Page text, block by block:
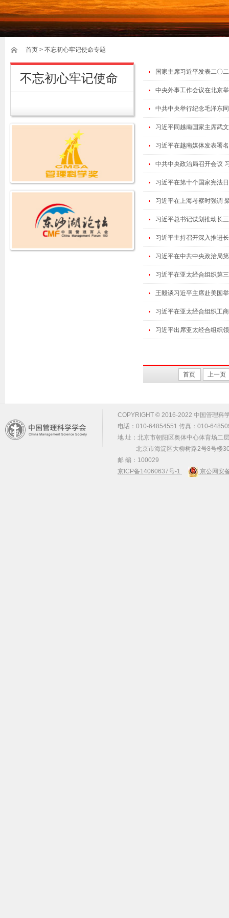
首页 > 不忘初心牢记使命专题
不忘初心牢记使命 国家主席习近平发表二〇
中央外事工作会议在北京
中共中央举行纪念毛泽东
习近平同越南国家主席武
习近平在越南媒体发表署
中共中央政治局召开会议
习近平在第十个国家宪法
习近平在上海考察时强调
习近平总书记谋划推动长
习近平主持召开深入推进
习近平在中共中央政治局
习近平在亚太经合组织第
王毅谈习近平主席赴美国
习近平在亚太经合组织工
习近平出席亚太经合组织
首页 上一页
COPYRIGHT © 2016-2022 中国管理科
电话：010-64854551 传真：010-
地 址：北京市朝阳区奥体中心体育场二
北京市海淀区大柳树路2号8号楼
邮 编：100029
京ICP备14060637号-1
京公网安